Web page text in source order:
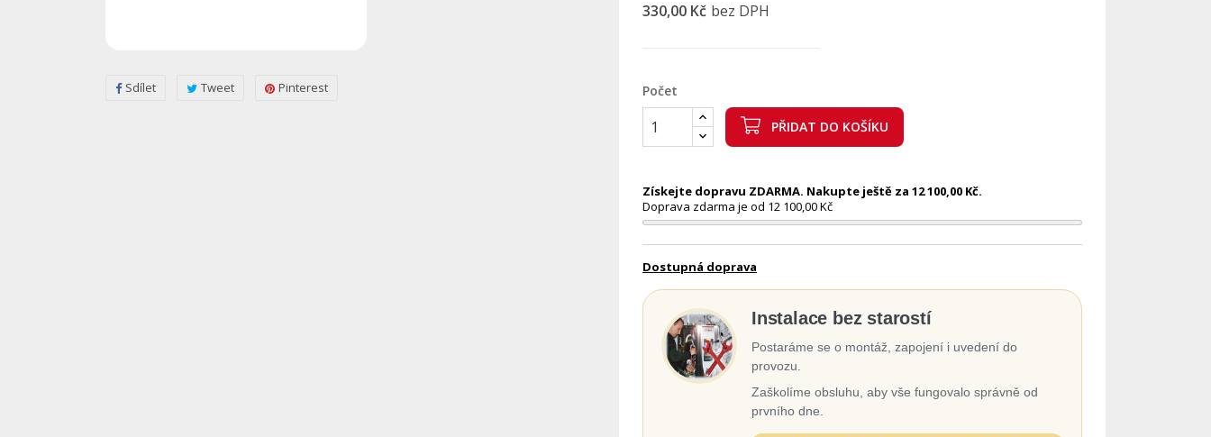
Sdílet Tweet Pinterest
330,00 Kč bez DPH
Počet
PŘIDAT DO KOŠÍKU
Získejte dopravu ZDARMA. Nakupte ještě za 12 100,00 Kč.
Doprava zdarma je od 12 100,00 Kč
Dostupná doprava
Instalace bez starostí
Postaráme se o montáž, zapojení i uvedení do
provozu.
Zaškolíme obsluhu, aby vše fungovalo správně od
prvního dne.